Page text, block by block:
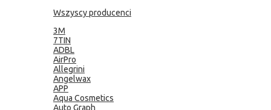
Wszyscy producenci
3M
7TIN
ADBL
AirPro
Allegrini
Angelwax
APP
Aqua Cosmetics
Auto Graph